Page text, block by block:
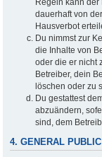
dauerhaft von
Hausverbot
Du nimmst zur
die Inhalte von
oder die er nicht
Betreiber, dein
löschen oder zu
Du gestattest
abzuändern,
sind, dem
4. GENERAL